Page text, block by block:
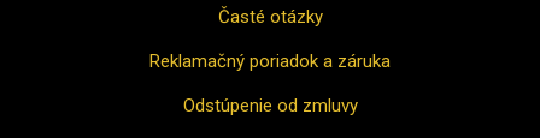
Časté otázky
Reklamačný poriadok a záruka
Odstúpenie od zmluvy